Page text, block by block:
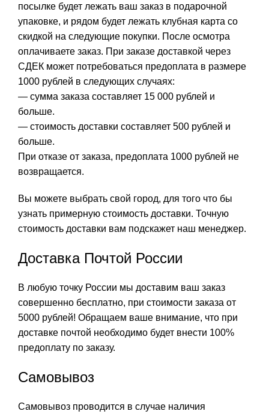
посылке будет лежать ваш заказ в подарочной
упаковке, и рядом будет лежать клубная карта со
скидкой на следующие покупки. После осмотра
оплачиваете заказ. При заказе доставкой через
СДЕК может потребоваться предоплата в размере
1000 рублей в следующих случаях:
— сумма заказа составляет 15 000 рублей и
больше.
— стоимость доставки составляет 500 рублей и
больше.
При отказе от заказа, предоплата 1000 рублей не
возвращается.
Вы можете выбрать свой город, для того что бы
узнать примерную стоимость доставки. Точную
стоимость доставки вам подскажет наш менеджер.
Доставка Почтой России
В любую точку России мы доставим ваш заказ
совершенно бесплатно, при стоимости заказа от
5000 рублей! Обращаем ваше внимание, что при
доставке почтой необходимо будет внести 100%
предоплату по заказу.
Самовывоз
Самовывоз проводится в случае наличия